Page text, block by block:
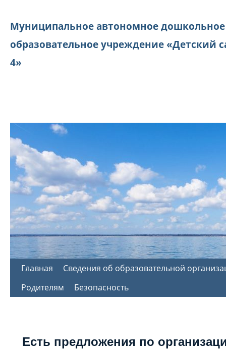
Муниципальное автономное дошкольное
образовательное учреждение «Детский
4»
Перейти
Главная
Сведения об образовательной
Родителям
Безопасность
Есть предложения по